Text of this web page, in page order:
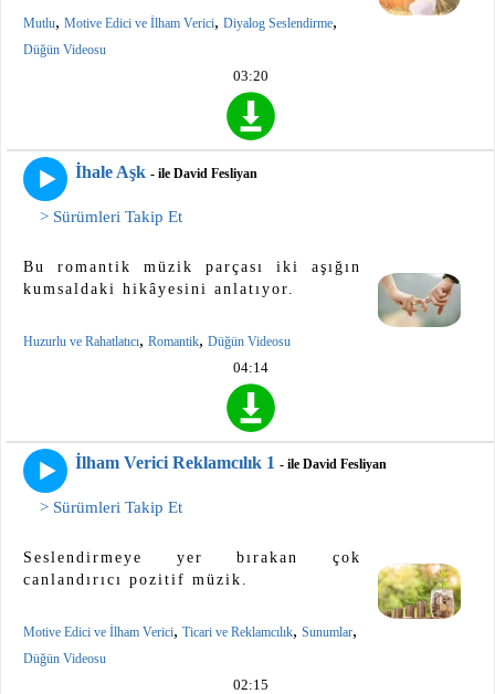
Mutlu, Motive Edici ve İlham Verici, Diyalog Seslendirme,
Düğün Videosu
03:20
İhale Aşk - ile David Fesliyan
> Sürümleri Takip Et
Bu romantik müzik parçası iki aşığın
kumsaldaki hikâyesini anlatıyor.
Huzurlu ve Rahatlatıcı, Romantik, Düğün Videosu
04:14
İlham Verici Reklamcılık 1 - ile David Fesliyan
> Sürümleri Takip Et
Seslendirmeye yer bırakan çok
canlandırıcı pozitif müzik.
Motive Edici ve İlham Verici, Ticari ve Reklamcılık, Sunumlar,
Düğün Videosu
02:15